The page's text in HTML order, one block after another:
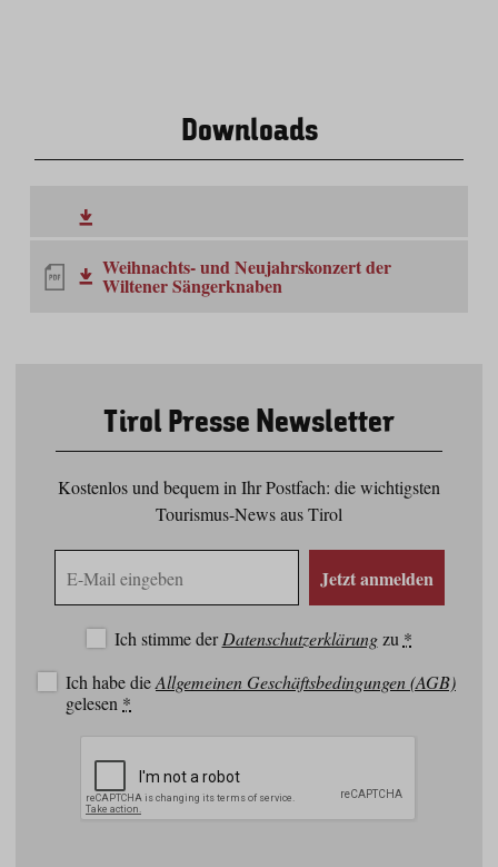
Downloads
Weihnachts- und Neujahrskonzert der
Wiltener Sängerknaben
Tirol Presse Newsletter
Kostenlos und bequem in Ihr Postfach: die wichtigsten
Tourismus-News aus Tirol
Mail
Jetzt anmelden
Ich stimme derDatenschutzerklärungzu *
Ich habe dieAllgemeinen Geschäftsbedingungen (AGB)
gelesen *